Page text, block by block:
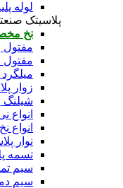
لوله
پلاسیتک
نخ
مفتول
مفتول
زوار
شیلنگ
انواع
انواع
نوار
تسمه
سیم
سیم